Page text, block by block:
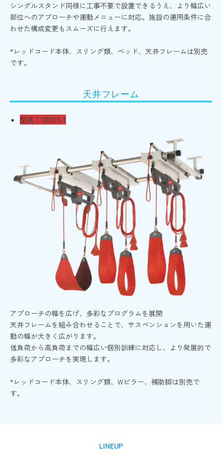
シングルスタンド同様に工事不要で設置できるうえ、より幅広い
部位へのアプローチや運動メニューに対応。施設の運用条件に合
わせた構成変更もスムーズに行えます。
*レッドコード本体、スリング類、ベッド、天井フレームは別売
です。
天井フレーム
型式：120203-1
アプローチの幅を広げ、多彩なプログラムを展開
天井フレームを組み合わせることで、サスペンションを用いた運
動の幅が大きく広がります。
低負荷から高負荷までの幅広い個別訓練に対応し、より発展的で
多彩なアプローチを実現します。
*レッドコード本体、スリング類、Wピラー、補助脚は別売で
す。
LINEUP